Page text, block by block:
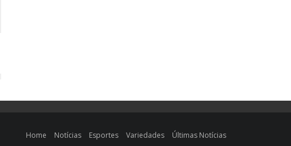
Home Notícias Esportes Variedades Últimas Notícias